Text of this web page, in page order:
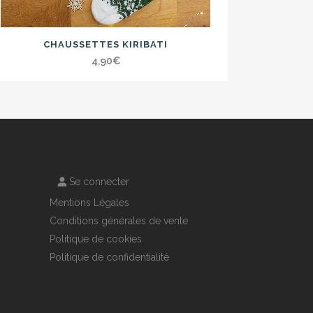
CHAUSSETTES KIRIBATI
4,90€
Se connecter
Mentions Légales
Conditions générales de vente
Politique de cookies
Politique de confidentialité